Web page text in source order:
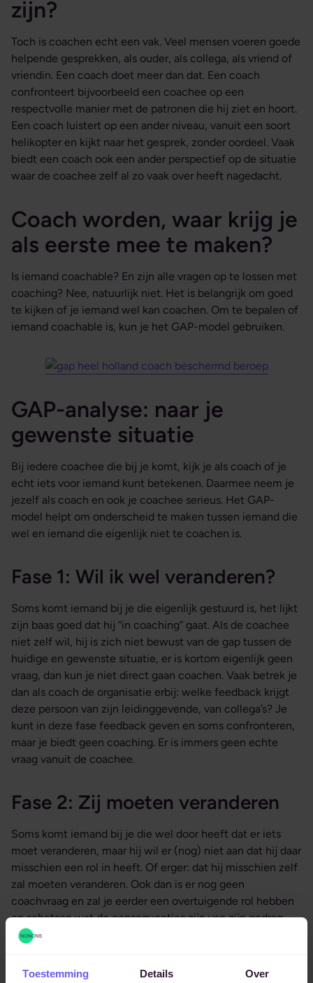
Toestemming Details Over
zijn?
Toch is coachen echt een vak. Veel mensen voeren goede
helpende gesprekken, als ouder, als collega, als vriend of
vriendin. Een coach doet meer dan dat. Een coach
confronteert bijvoorbeeld een coachee op een
respectvolle manier met de patronen die hij ziet en hoort.
Een coach luistert op een ander niveau, vanuit een soort
helikopter en kijkt naar het gesprek, zonder oordeel. Vaak
biedt een coach ook een ander perspectief op de situatie
waar de coachee zelf al zo vaak over heeft nagedacht.
Coach worden, waar krijg je
als eerste mee te maken?
Is iemand coachable? En zijn alle vragen op te lossen met
coaching? Nee, natuurlijk niet. Het is belangrijk om goed
te kijken of je iemand wel kan coachen. Om te bepalen of
iemand coachable is, kun je het GAP-model gebruiken.
GAP-analyse: naar je
gewenste situatie
Bij iedere coachee die bij je komt, kijk je als coach of je
echt iets voor iemand kunt betekenen. Daarmee neem je
jezelf als coach en ook je coachee serieus. Het GAP-
model helpt om onderscheid te maken tussen iemand die
wel en iemand die eigenlijk niet te coachen is.
Fase 1: Wil ik wel veranderen?
Soms komt iemand bij je die eigenlijk gestuurd is, het lijkt
zijn baas goed dat hij “in coaching” gaat. Als de coachee
niet zelf wil, hij is zich niet bewust van de gap tussen de
huidige en gewenste situatie, er is kortom eigenlijk geen
vraag, dan kun je niet direct gaan coachen. Vaak betrek je
dan als coach de organisatie erbij: welke feedback krijgt
deze persoon van zijn leidinggevende, van collega’s? Je
kunt in deze fase feedback geven en soms confronteren,
maar je biedt geen coaching. Er is immers geen echte
vraag vanuit de coachee.
Fase 2: Zij moeten veranderen
Soms komt iemand bij je die wel door heeft dat er iets
moet veranderen, maar hij wil er (nog) niet aan dat hij daar
misschien een rol in heeft. Of erger: dat hij misschien zelf
zal moeten veranderen. Ook dan is er nog geen
coachvraag en zal je eerder een overtuigende rol hebben
en schetsen wat de consequenties zijn van zijn gedrag.
Als er bewustwording komt en een concrete coachvraag,
coachen.